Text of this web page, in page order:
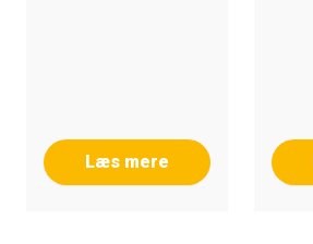
Læs mere